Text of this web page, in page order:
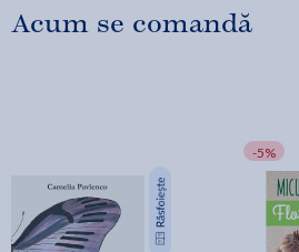
Acum se comandă
-5%